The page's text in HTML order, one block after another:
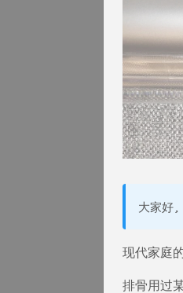
大家好,
现代家庭
排骨用过